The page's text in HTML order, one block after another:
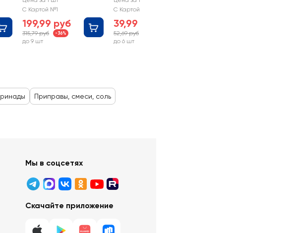
С Картой №1
199,99 руб
315,79 руб -36%
до 9 шт
С Картой №1
39,99 руб
52,69 руб
до 6 шт
Приправы, смеси, соль
Мы в соцсетях
Скачайте приложение